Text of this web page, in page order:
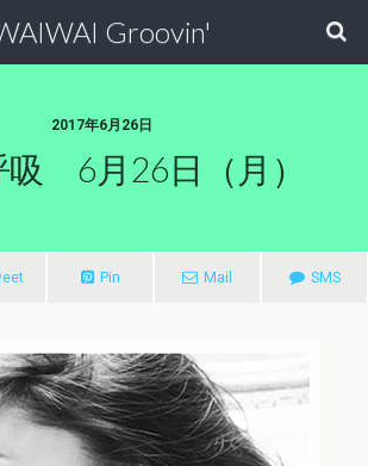
Groovin'
2017年6月26日
吸 6月26日（月）
Pin Mail SMS